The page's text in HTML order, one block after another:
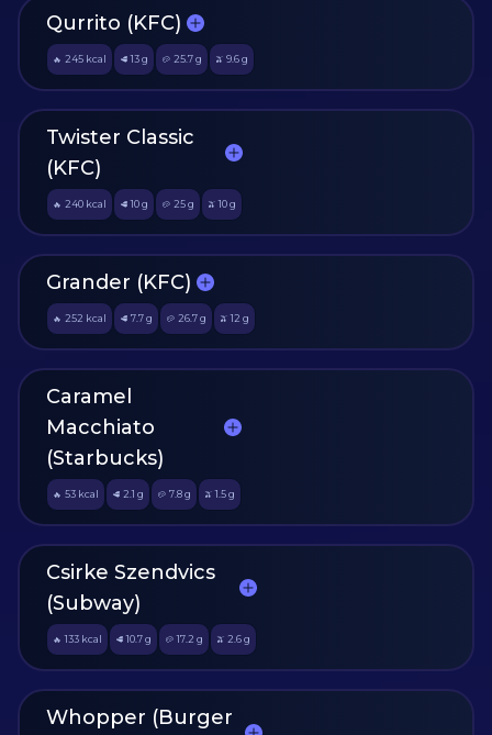
Qurrito (KFC)
🔥 245 kcal 🥩 13g 🥔 25.7 g 🫒 9.6g
Twister Classic
(KFC)
🔥 240 kcal 🥩 10g 🥔 25 g 🫒 10g
Grander (KFC)
🔥 252 kcal 🥩 7.7g 🥔 26.7 g 🫒 12 g
Caramel
Macchiato
(Starbucks)
🔥 53 kcal 🥩 2.1 g 🥔 7.8 g 🫒 1.5g
Csirke Szendvics
(Subway)
🔥 133 kcal 🥩 10.7g 🥔 17.2 g 🫒 2.6g
Whopper (Burger